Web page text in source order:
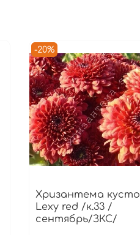
-20%
Хризантема
Lexy red /к.33 /
сентябрь/ЗКС/